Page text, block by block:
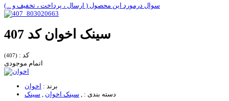
سوال درمورد این محصول ( ارسال ، پرداخت ، تخفیف و ...)
سینک اخوان کد 407
کد : (407)
اتمام موجودی
برند : اخوان
دسته بندی :
سینک اخوان
سینک